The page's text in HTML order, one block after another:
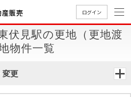
ログイン
伏見駅の更地（更地渡
物件一覧
変更